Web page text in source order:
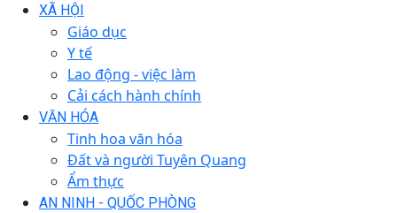
XÃ HỘI
Giáo dục
Y tế
Lao động - việc làm
Cải cách hành chính
VĂN HÓA
Tinh hoa văn hóa
Đất và người Tuyên Quang
Ẩm thực
AN NINH - QUỐC PHÒNG